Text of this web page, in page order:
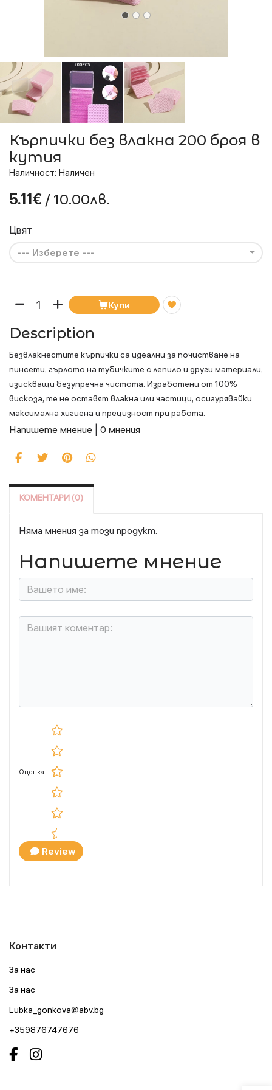
Кърпички без влакна 200 броя в
кутия
Наличност: Наличен
5.11€ / 10.00лв.
Цвят
--- Изберете ---
Купи
Description
Безвлакнестите кърпички са идеални за почистване на
пинсети, гърлото на тубичките с лепило и други материали,
изискващи безупречна чистота. Изработени от 100%
вискоза, те не оставят влакна или частици, осигурявайки
максимална хигиена и прецизност при работа.
Напишете мнение 0 мнения
КОМЕНТАРИ (0)
Няма мнения за този продукт.
Напишете мнение
Оценка:
Review
Контакти
За нас
За нас
Lubka_gonkova@abv.bg
+359876747676